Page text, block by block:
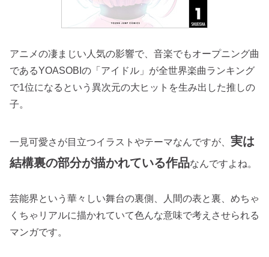
アニメの凄まじい人気の影響で、音楽でもオープニング曲
であるYOASOBIの「アイドル」が全世界楽曲ランキング
で1位になるという異次元の大ヒットを生み出した推しの
子。
一見可愛さが目立つイラストやテーマなんですが、 実は
結構裏の部分が描かれている作品なんですよね。
芸能界という華々しい舞台の裏側、人間の表と裏、めちゃ
くちゃリアルに描かれていて色んな意味で考えさせられる
マンガです。